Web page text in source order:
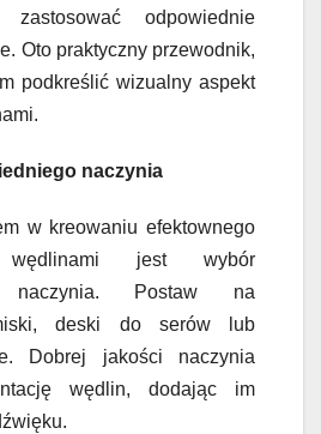
odpowiednie
Oto praktyczny przewodnik,
podkreślić wizualny aspekt
naczynia
w kreowaniu efektownego
jest wybór
naczynia. Postaw na
deski do serów lub
Dobrej jakości naczynia
wędlin, dodając im